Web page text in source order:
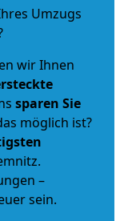
Umzugs
wir Ihnen
sparen Sie
möglich ist?
–
sein.